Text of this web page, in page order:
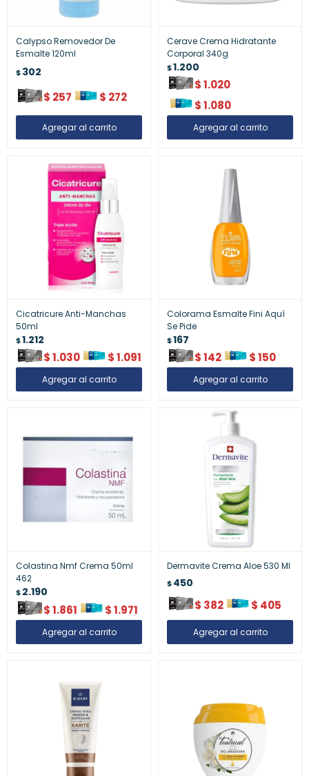
Calypso Removedor De
Esmalte 120ml
$302
$ 257 $ 272
Cerave Crema Hidratante
Corporal 340g
$1.200
$1.020
$1.080
Cicatricure Anti-Manchas
50ml
$1.212
$1.030 $1.091
Colorama Esmalte Fini Aquí
Se Pide
$167
$142 $150
Colastina Nmf Crema 50ml
462
$2.190
$1.861 $1.971
Dermavite Crema Aloe 530 Ml
$450
$ 382 $ 405